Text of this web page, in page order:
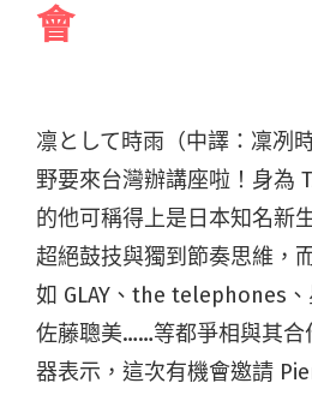
會
凛として時雨（中譯：凜冽
野要來台灣辦講座啦！身為
的他可稱得上是日本知名新
超絕鼓技與獨到節奏思維，
如 GLAY、the telephones
佐藤聰美……等都爭相與其合
器表示，這次有機會邀請